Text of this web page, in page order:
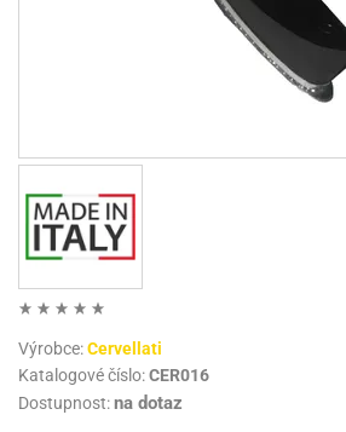
Výrobce:Cervellati
Katalogové číslo:CER016
Dostupnost:na dotaz